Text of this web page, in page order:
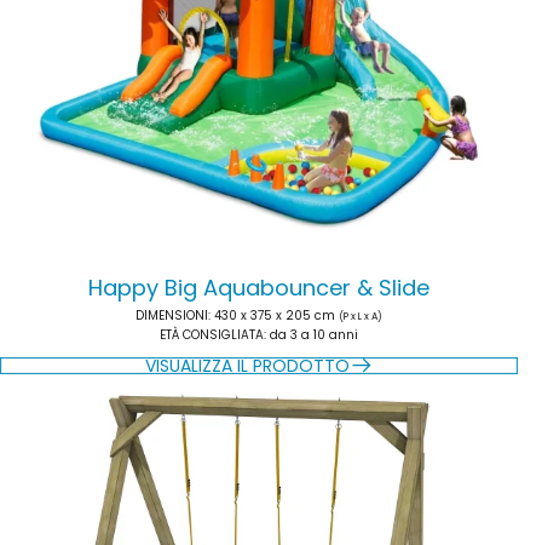
Happy Big Aquabouncer & Slide
DIMENSIONI: 430 x 375 x 205 cm (P x L x A)
ETÀ CONSIGLIATA: da 3 a 10 anni
VISUALIZZA IL PRODOTTO